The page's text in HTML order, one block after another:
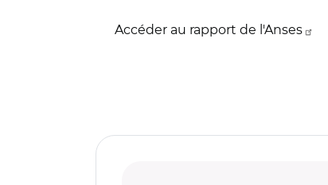
Accéder au rapport de l'Anses